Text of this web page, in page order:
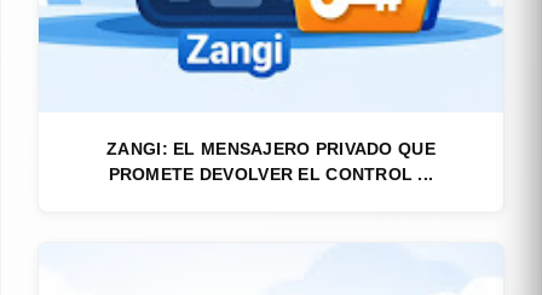
ZANGI: EL MENSAJERO PRIVADO QUE
PROMETE DEVOLVER EL CONTROL ...